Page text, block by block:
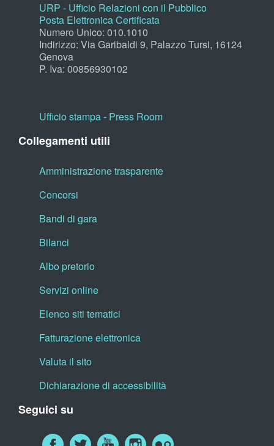
URP - Ufficio Relazioni con il Pubblico
Posta Elettronica Certificata
Numero Unico: 010.1010
Indirizzo: Via Garibaldi 9, Palazzo Tursi, 16124
Genova
P. Iva: 00856930102
Ufficio stampa - Press Room
Collegamenti utili
Amministrazione trasparente
Concorsi
Bandi di gara
Bilanci
Albo pretorio
Servizi online
Elenco siti tematici
Fatturazione elettronica
Valuta il sito
Dichiarazione di accessibilità
Seguici su